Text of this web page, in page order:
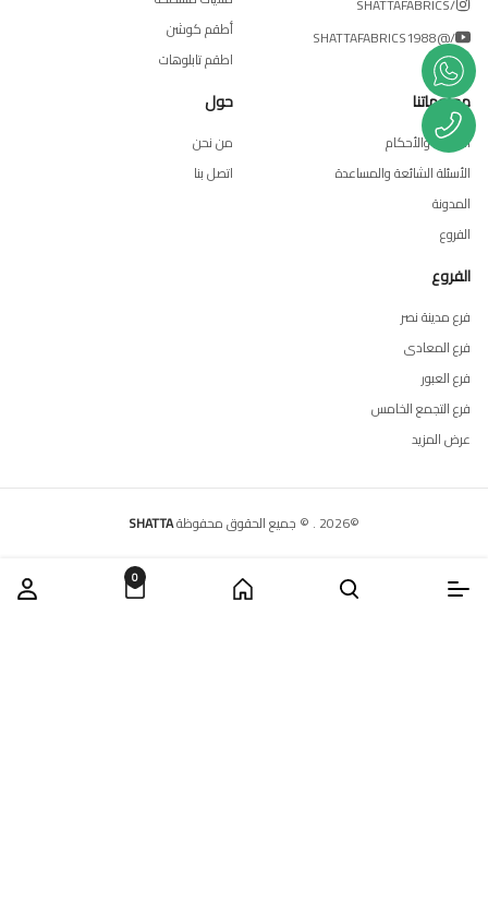
/@SHATTAFABRICS1988
أطقم كوشن
اطقم تابلوهات
معلوماتنا
الشروط والأحكام
الأسئلة الشائعة والمساعدة
المدونة
الفروع
حول
من نحن
اتصل بنا
الفروع
فرع مدينة نصر
فرع المعادى
فرع العبور
فرع التجمع الخامس
عرض المزيد
©
2026
. © جميع الحقوق محفوظةSHATTA
0